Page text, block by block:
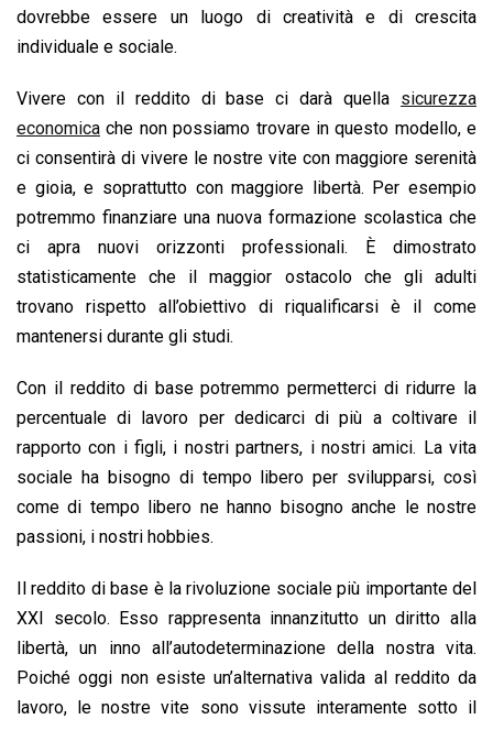
dovrebbe essere un luogo di creatività e di crescita
individuale e sociale.
Vivere con il reddito di base ci darà quella sicurezza
economica che non possiamo trovare in questo modello, e
ci consentirà di vivere le nostre vite con maggiore serenità
e gioia, e soprattutto con maggiore libertà. Per esempio
potremmo finanziare una nuova formazione scolastica che
ci apra nuovi orizzonti professionali. È dimostrato
statisticamente che il maggior ostacolo che gli adulti
trovano rispetto all’obiettivo di riqualificarsi è il come
mantenersi durante gli studi.
Con il reddito di base potremmo permetterci di ridurre la
percentuale di lavoro per dedicarci di più a coltivare il
rapporto con i figli, i nostri partners, i nostri amici. La vita
sociale ha bisogno di tempo libero per svilupparsi, così
come di tempo libero ne hanno bisogno anche le nostre
passioni, i nostri hobbies.
Il reddito di base è la rivoluzione sociale più importante del
XXI secolo. Esso rappresenta innanzitutto un diritto alla
libertà, un inno all’autodeterminazione della nostra vita.
Poiché oggi non esiste un’alternativa valida al reddito da
lavoro, le nostre vite sono vissute interamente sotto il